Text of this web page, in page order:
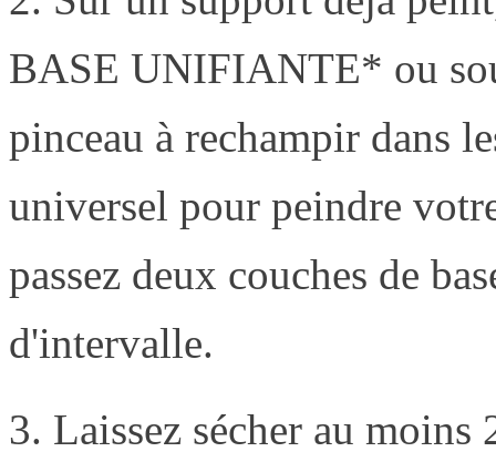
BASE UNIFIANTE* ou
pinceau à rechampir dans
universel pour peindre
passez deux couches de
d'intervalle.
3. Laissez sécher au moins